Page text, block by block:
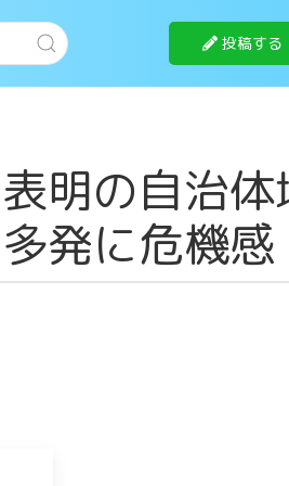
投稿する
明の自治
発に危機感